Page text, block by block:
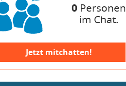
0 Personen
im Chat.
Jetzt mitchatten!